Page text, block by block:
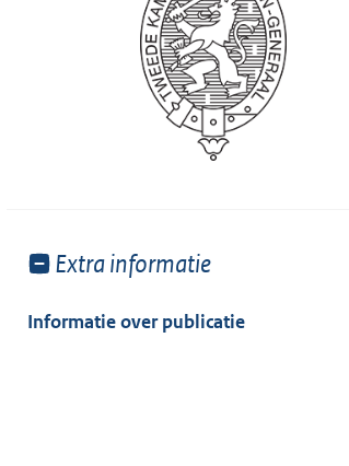
Toon
van:
Extra informatie
Informatie over publicatie